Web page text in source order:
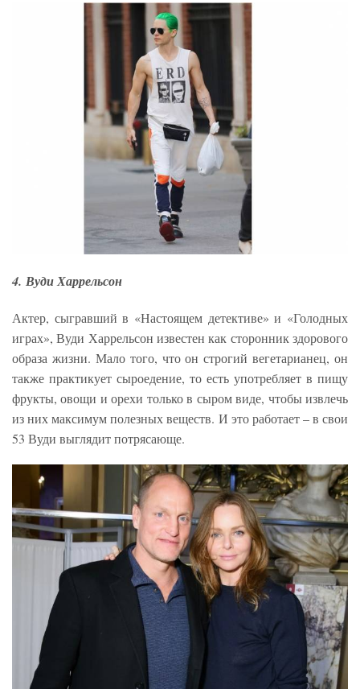
4. Вуди Харрельсон
Актер, сыгравший в «Настоящем детективе» и «Голодных
играх», Вуди Харрельсон известен как сторонник здорового
образа жизни. Мало того, что он строгий вегетарианец, он
также практикует сыроедение, то есть употребляет в пищу
фрукты, овощи и орехи только в сыром виде, чтобы извлечь
из них максимум полезных веществ. И это работает – в свои
53 Вуди выглядит потрясающе.